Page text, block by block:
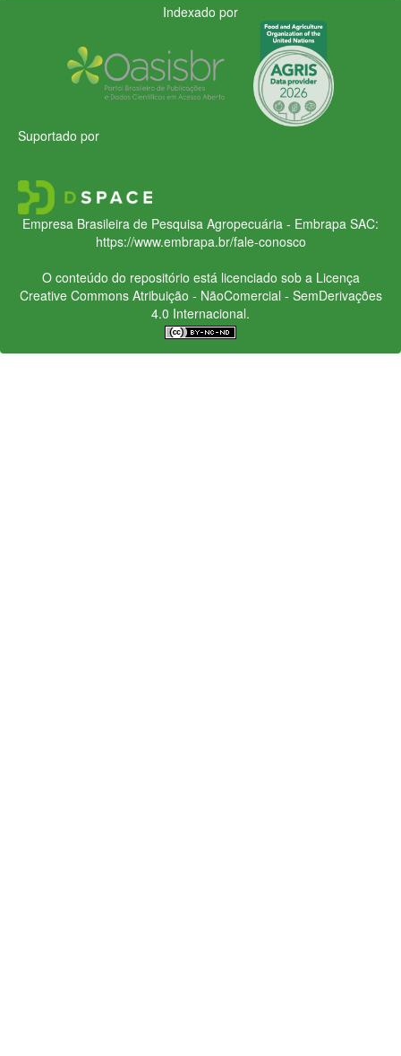
Indexado por
Suportado por
Empresa Brasileira de Pesquisa Agropecuária - Embrapa SAC:
https://www.embrapa.br/fale-conosco
O conteúdo do repositório está licenciado sob a Licença
Creative CommonsAtribuição - NãoComercial - SemDerivações
4.0 Internacional.